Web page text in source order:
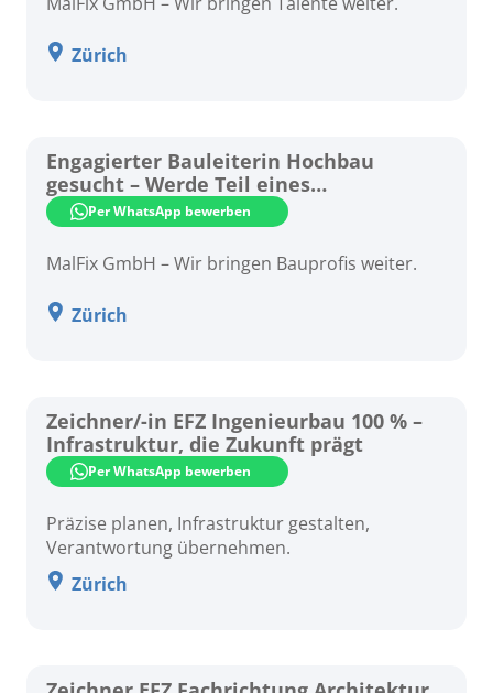
Zürich
Engagierter Bauleiterin Hochbau
gesucht – Werde Teil eines
dynamischen Teams!
Per WhatsApp bewerben
MalFix GmbH – Wir bringen Bauprofis weiter.
Zürich
Zeichner/-in EFZ Ingenieurbau 100 % –
Infrastruktur, die Zukunft prägt
Per WhatsApp bewerben
Präzise planen, Infrastruktur gestalten,
Verantwortung übernehmen.
Zürich